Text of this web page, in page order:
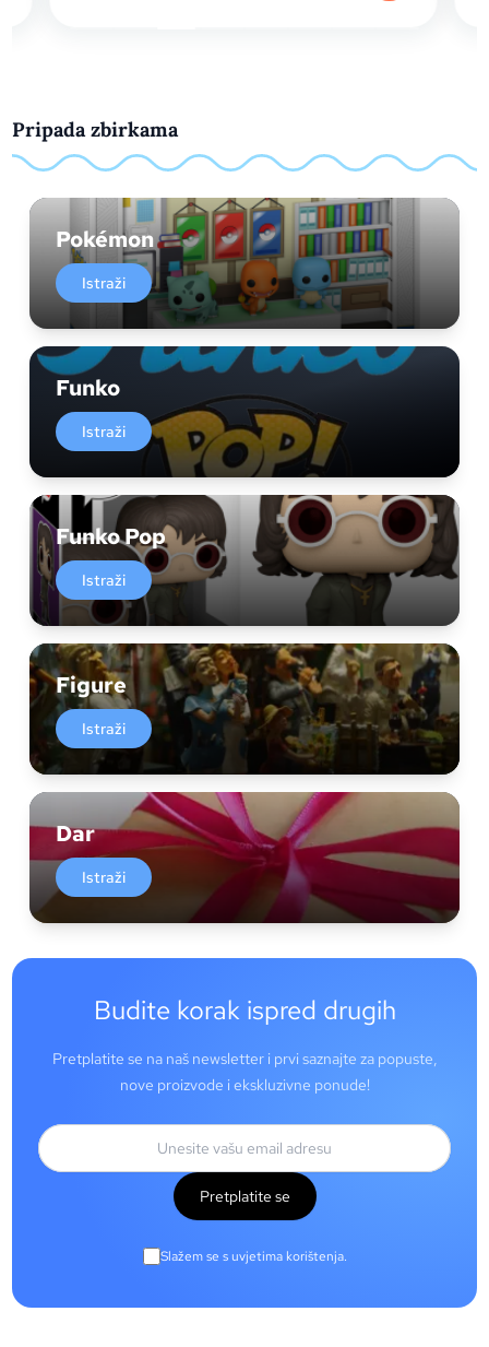
Pripada zbirkama
Pokémon
Istraži
Funko
Istraži
Funko Pop
Istraži
Figure
Istraži
Dar
Istraži
Budite korak ispred drugih
Pretplatite se na naš newsletter i prvi saznajte za popuste,
nove proizvode i ekskluzivne ponude!
Pretplatite se
Slažem se s uvjetima korištenja.